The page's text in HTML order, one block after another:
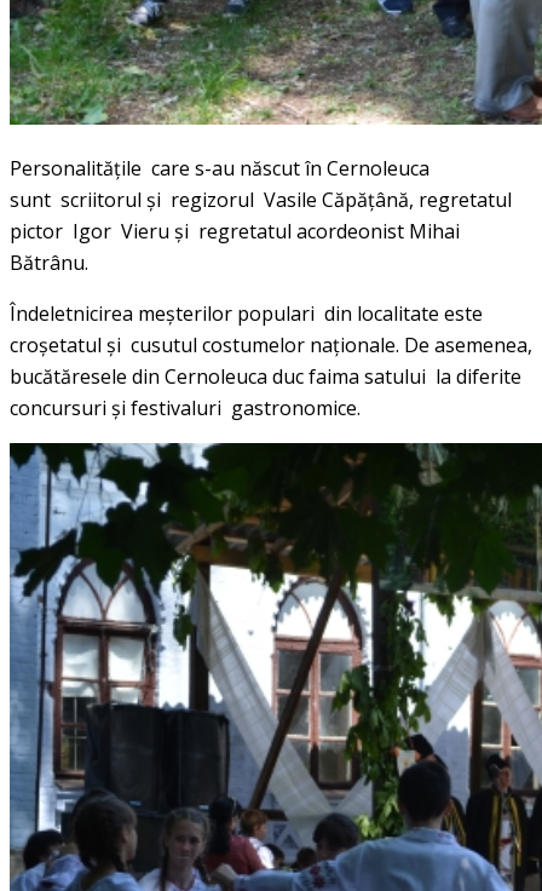
Personalităţile care s-au născut în Cernoleuca
sunt scriitorul şi regizorul Vasile Căpăţână, regretatul
pictor Igor Vieru şi regretatul acordeonist Mihai
Bătrânu.
Îndeletnicirea meșterilor populari din localitate este
croşetatul şi cusutul costumelor naţionale. De asemenea,
bucătăresele din Cernoleuca duc faima satului la diferite
concursuri şi festivaluri gastronomice.